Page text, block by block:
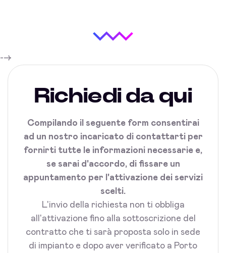
-->
Richiedi da qui
Compilando il seguente form consentirai
ad un nostro incaricato di contattarti per
fornirti tutte le informazioni necessarie e,
se sarai d'accordo, di fissare un
appuntamento per l'attivazione dei servizi
scelti.
L'invio della richiesta non ti obbliga
all'attivazione fino alla sottoscrizione del
contratto che ti sarà proposta solo in sede
di impianto e dopo aver verificato a Porto